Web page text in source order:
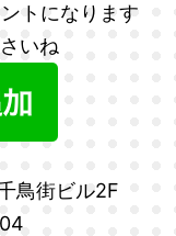
トになります
いね
鳥街ビル2F